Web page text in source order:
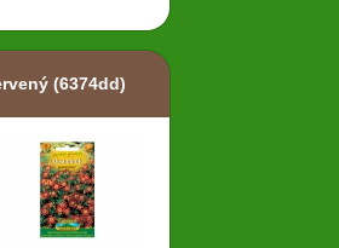
(6374dd)